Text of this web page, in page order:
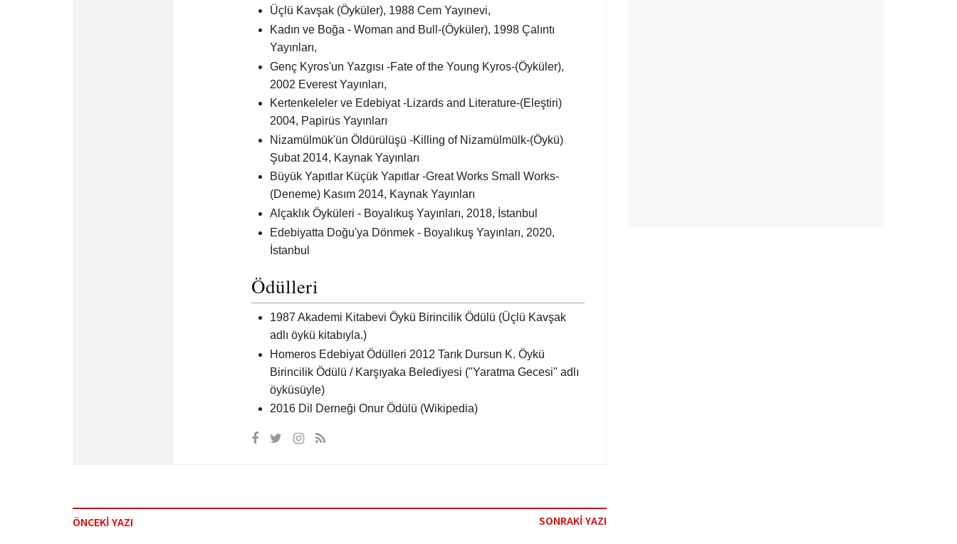
Üçlü Kavşak (Öyküler), 1988 Cem Yayınevi,
Kadın ve Boğa - Woman and Bull-(Öyküler), 1998 Çalıntı
Yayınları,
Genç Kyros'un Yazgısı -Fate of the Young Kyros-(Öyküler),
2002 Everest Yayınları,
Kertenkeleler ve Edebiyat -Lizards and Literature-(Eleştiri)
2004, Papirüs Yayınları
Nizamülmük'ün Öldürülüşü -Killing of Nizamülmülk-(Öykü)
Şubat 2014, Kaynak Yayınları
Büyük Yapıtlar Küçük Yapıtlar -Great Works Small Works-
(Deneme) Kasım 2014, Kaynak Yayınları
Alçaklık Öyküleri - Boyalıkuş Yayınları, 2018, İstanbul
Edebiyatta Doğu'ya Dönmek - Boyalıkuş Yayınları, 2020,
İstanbul
Ödülleri
1987 Akademi Kitabevi Öykü Birincilik Ödülü (Üçlü Kavşak
adlı öykü kitabıyla.)
Homeros Edebiyat Ödülleri 2012 Tarık Dursun K. Öykü
Birincilik Ödülü / Karşıyaka Belediyesi ("Yaratma Gecesi" adlı
öyküsüyle)
2016 Dil Derneği Onur Ödülü (Wikipedia)
ÖNCEKİ YAZI SONRAKİ YAZI